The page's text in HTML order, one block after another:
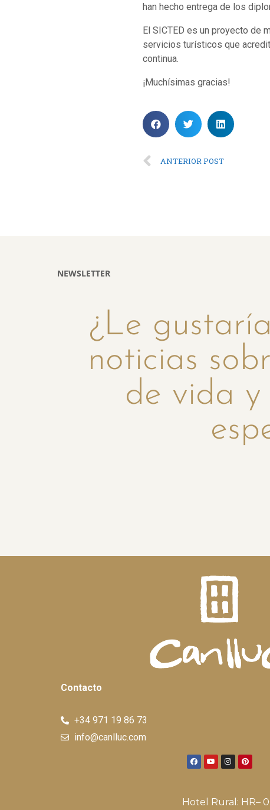
han hecho entrega de los
El SICTED es un proyecto de
servicios turísticos que
continua.
¡Muchísimas gracias!
ANTERIOR POST
NEWSLETTER
¿Le
noticias
de vida y
Contacto
+34 971 19 86 73
info@canlluc.com
Hotel Rural: HR–